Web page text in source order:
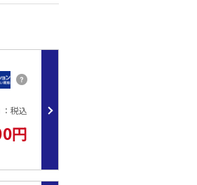
千穂(宮崎）・博多 (福岡）
なみハイウェイ(約20分)・大観峰(約
税込
円